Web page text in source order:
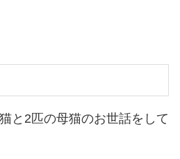
と2匹の母猫のお世話をして